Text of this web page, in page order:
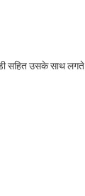
सहित उसके साथ लगते